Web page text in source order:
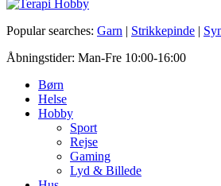
Terapi Hobby
Popular searches: Garn | Strikkepinde |
Åbningstider: Man-Fre 10:00-16:00
Børn
Helse
Hobby
Sport
Rejse
Gaming
Lyd & Billede